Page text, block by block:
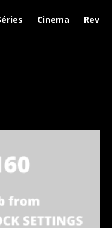
Cinema